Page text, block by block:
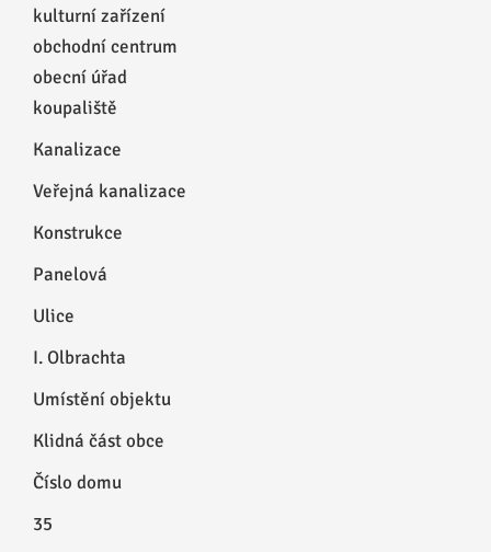
kulturní zařízení
obchodní centrum
obecní úřad
koupaliště
Kanalizace
Veřejná kanalizace
Konstrukce
Panelová
Ulice
I. Olbrachta
Umístění objektu
Klidná část obce
Číslo domu
35